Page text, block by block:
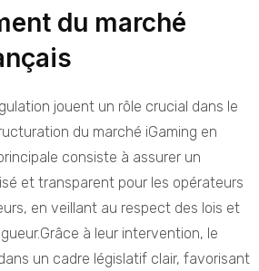
du marché
jouent un rôle crucial dans le
du marché iGaming en
consiste à assurer un
et transparent pour les opérateurs
en veillant au respect des lois et
à leur intervention, le
un cadre législatif clair, favorisant